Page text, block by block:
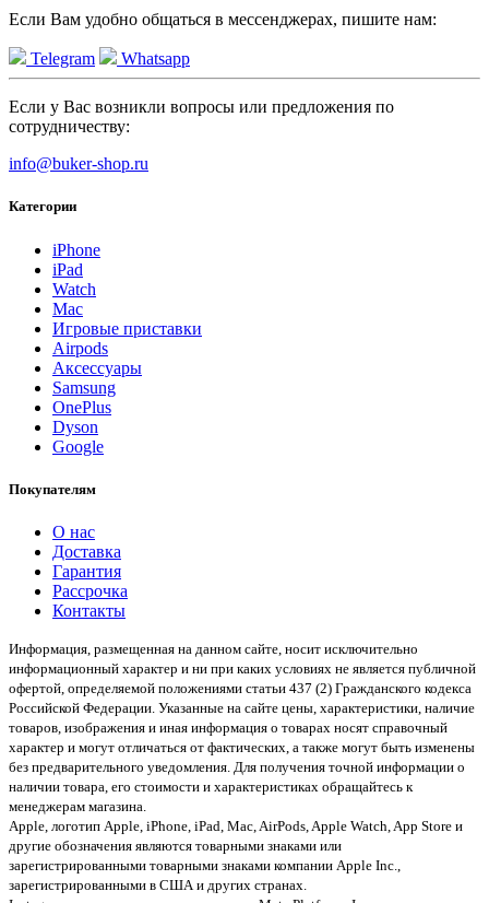
Если Вам удобно общаться в мессенджерах, пишите нам:
Telegram Whatsapp
Если у Вас возникли вопросы или предложения по
сотрудничеству:
info@buker-shop.ru
Категории
iPhone
iPad
Watch
Mac
Игровые приставки
Airpods
Аксессуары
Samsung
OnePlus
Dyson
Google
Покупателям
О нас
Доставка
Гарантия
Рассрочка
Контакты
Информация, размещенная на данном сайте, носит исключительно
информационный характер и ни при каких условиях не является публичной
офертой, определяемой положениями статьи 437 (2) Гражданского кодекса
Российской Федерации. Указанные на сайте цены, характеристики, наличие
товаров, изображения и иная информация о товарах носят справочный
характер и могут отличаться от фактических, а также могут быть изменены
без предварительного уведомления. Для получения точной информации о
наличии товара, его стоимости и характеристиках обращайтесь к
менеджерам магазина.
Apple, логотип Apple, iPhone, iPad, Mac, AirPods, Apple Watch, App Store и
другие обозначения являются товарными знаками или
зарегистрированными товарными знаками компании Apple Inc.,
зарегистрированными в США и других странах.